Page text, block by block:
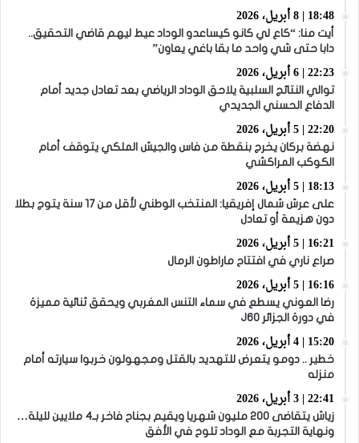
18:48 | 8 أبريل، 2026
أيت منا: “كاع لي كانو كيساعدو الوداد عيط ليهم قاضي التحقيق..
دابا حتى شي واحد ما بقا باغي يعاون”
22:23 | 6 أبريل، 2026
توالي النتائج السلبية يلاحق الوداد الرياضي بعد تعادل جديد أمام
الدفاع الحسني الجديدي
22:20 | 5 أبريل، 2026
نهضة بركان يخرج بنقطة من فاس والجيش الملكي يتوقف أمام
الكوكب المراكشي
18:13 | 5 أبريل، 2026
على عرش شمال إفريقيا: المنتخب الوطني لأقل من 17 سنة يتوج بطلا
دون هزيمة أو تعادل
16:21 | 5 أبريل، 2026
صراع ناري في افتتاح ماراطون الرمال
16:16 | 5 أبريل، 2026
رضا العوني يسطع في سماء التنس المغربي ويحقق ثنائية مميزة
في دورة الجزائر J60
15:20 | 4 أبريل، 2026
خطير .. دومو يتعرض للتهديد بالقتل ومجهولون خربوا سيارته أمام
منزله
22:41 | 3 أبريل، 2026
زياش يتقاضى 200 مليون شهريا ويقيم بجناح فاخر بـ4 ملايين لليلة…
ونهاية التجربة مع الوداد تلوح في الأفق